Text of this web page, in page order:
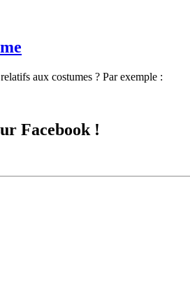
aux costumes ? Par exemple :
Facebook !